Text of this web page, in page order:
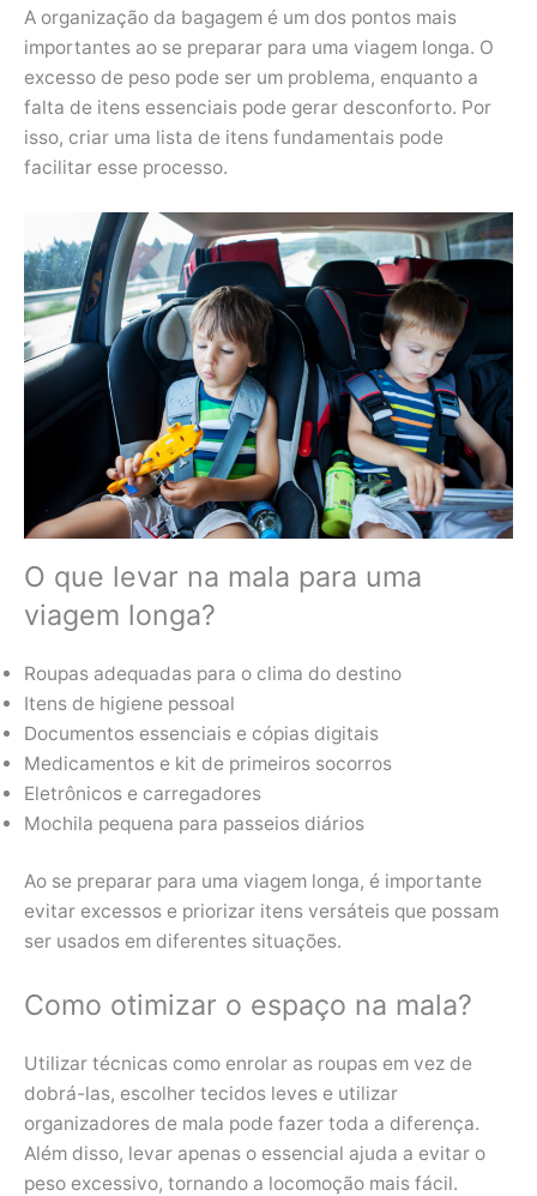
A organização da bagagem é um dos pontos mais
importantes ao se preparar para uma viagem longa. O
excesso de peso pode ser um problema, enquanto a
falta de itens essenciais pode gerar desconforto. Por
isso, criar uma lista de itens fundamentais pode
facilitar esse processo.
O que levar na mala para uma
viagem longa?
Roupas adequadas para o clima do destino
Itens de higiene pessoal
Documentos essenciais e cópias digitais
Medicamentos e kit de primeiros socorros
Eletrônicos e carregadores
Mochila pequena para passeios diários
Ao se preparar para uma viagem longa, é importante
evitar excessos e priorizar itens versáteis que possam
ser usados em diferentes situações.
Como otimizar o espaço na mala?
Utilizar técnicas como enrolar as roupas em vez de
dobrá-las, escolher tecidos leves e utilizar
organizadores de mala pode fazer toda a diferença.
Além disso, levar apenas o essencial ajuda a evitar o
peso excessivo, tornando a locomoção mais fácil.